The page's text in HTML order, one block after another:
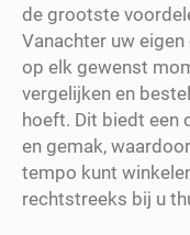
de grootste
Vanachter uw
op elk gewenst
vergelijken en
hoeft. Dit biedt een
en gemak,
tempo kunt
rechtstreeks bij u